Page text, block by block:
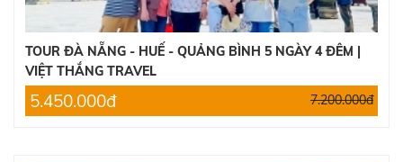
TOUR ĐÀ NẴNG - HUẾ - QUẢNG BÌNH 5 NGÀY 4 ĐÊM |
VIỆT THẮNG TRAVEL
5.450.000đ 7.200.000đ